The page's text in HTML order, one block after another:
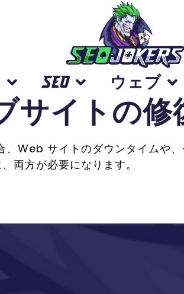
SEO ウェブ
サイトの修
、Web サイトのダウンタイムや
両方が必要になります。